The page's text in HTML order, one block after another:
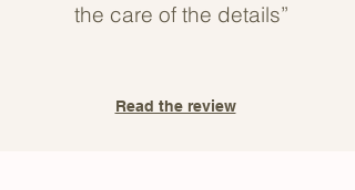
the care of the details”
Read the review